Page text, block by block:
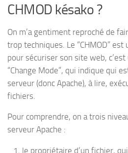
CHMOD késako ?
On m’a gentiment reproché de
trop techniques. Le “CHMOD”
pour sécuriser son site web,
“Change Mode”, qui indique qui
serveur (donc Apache), à lire,
fichiers.
Pour comprendre, on a trois
serveur Apache :
le propriétaire d’un fichier,